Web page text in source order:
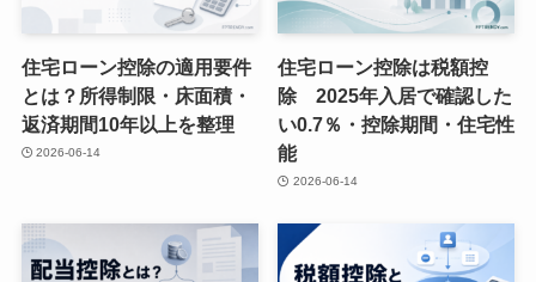
住宅ローン控除の適用要件
とは？所得制限・床面積・
返済期間10年以上を整理
2026-06-14
住宅ローン控除は税額控
除 2025年入居で確認した
い0.7％・控除期間・住宅性
能
2026-06-14